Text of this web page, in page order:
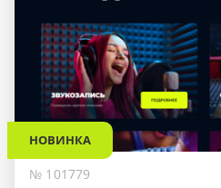
НОВИНКА
№ 101779